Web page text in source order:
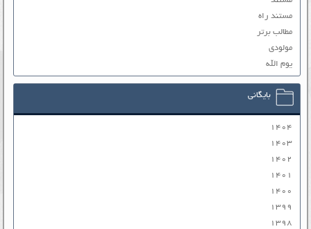
مستند راه
مطالب برتر
مولودی
یوم الله
بایگانی
۱۴۰۴
۱۴۰۳
۱۴۰۲
۱۴۰۱
۱۴۰۰
۱۳۹۹
۱۳۹۸